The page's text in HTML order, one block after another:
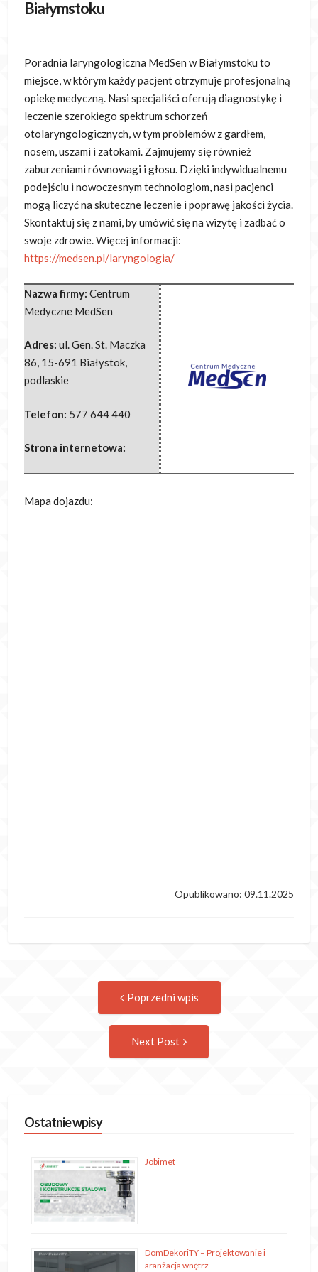
Białymstoku
Poradnia laryngologiczna MedSen w Białymstoku to
miejsce, w którym każdy pacjent otrzymuje profesjonalną
opiekę medyczną. Nasi specjaliści oferują diagnostykę i
leczenie szerokiego spektrum schorzeń
otolaryngologicznych, w tym problemów z gardłem,
nosem, uszami i zatokami. Zajmujemy się również
zaburzeniami równowagi i głosu. Dzięki indywidualnemu
podejściu i nowoczesnym technologiom, nasi pacjenci
mogą liczyć na skuteczne leczenie i poprawę jakości życia.
Skontaktuj się z nami, by umówić się na wizytę i zadbać o
swoje zdrowie. Więcej informacji:
https://medsen.pl/laryngologia/
Nazwa firmy: Centrum
Medyczne MedSen
Adres: ul. Gen. St. Maczka
86, 15-691 Białystok,
podlaskie
Telefon: 577 644 440
Strona internetowa:
Mapa dojazdu:
Opublikowano: 09.11.2025
navigation
Poprzedni wpis
Next Post
Ostatnie wpisy
Jobimet
DomDekoriTY – Projektowanie i
aranżacja wnętrz